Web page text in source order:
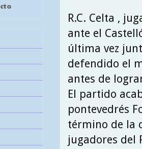
R.C. Celta ,
ante el
última vez
defendido el
antes de
El partido
pontevedrés
término de la
jugadores del